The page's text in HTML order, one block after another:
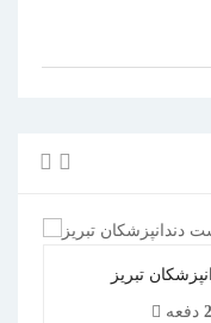
تبریز
دفعه